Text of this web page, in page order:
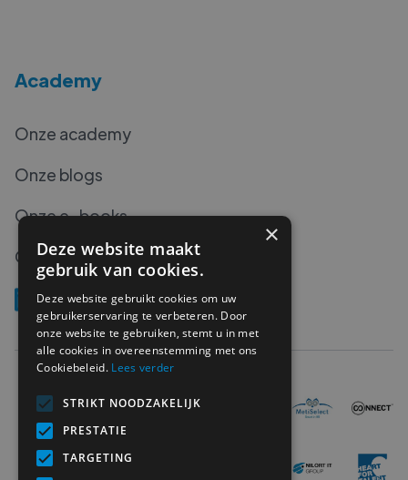
Academy
Onze academy
Onze blogs
Onze e-books
Onze podcasts
×
Deze website maakt
gebruik van cookies.
Deze website gebruikt cookies om uw
gebruikerservaring te verbeteren. Door
onze website te gebruiken, stemt u in met
alle cookies in overeenstemming met ons
Cookiebeleid. Lees verder
STRIKT NOODZAKELIJK
PRESTATIE
TARGETING